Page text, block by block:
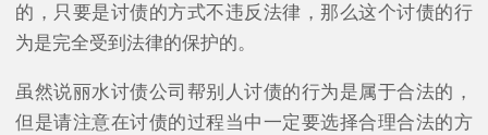
的，只要是讨债的方式不违反法律，那么这个讨债的行
为是完全受到法律的保护的。
虽然说丽水讨债公司帮别人讨债的行为是属于合法的，
但是请注意在讨债的过程当中一定要选择合理合法的方